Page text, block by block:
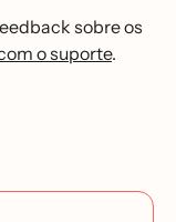
sobre os
o suporte.